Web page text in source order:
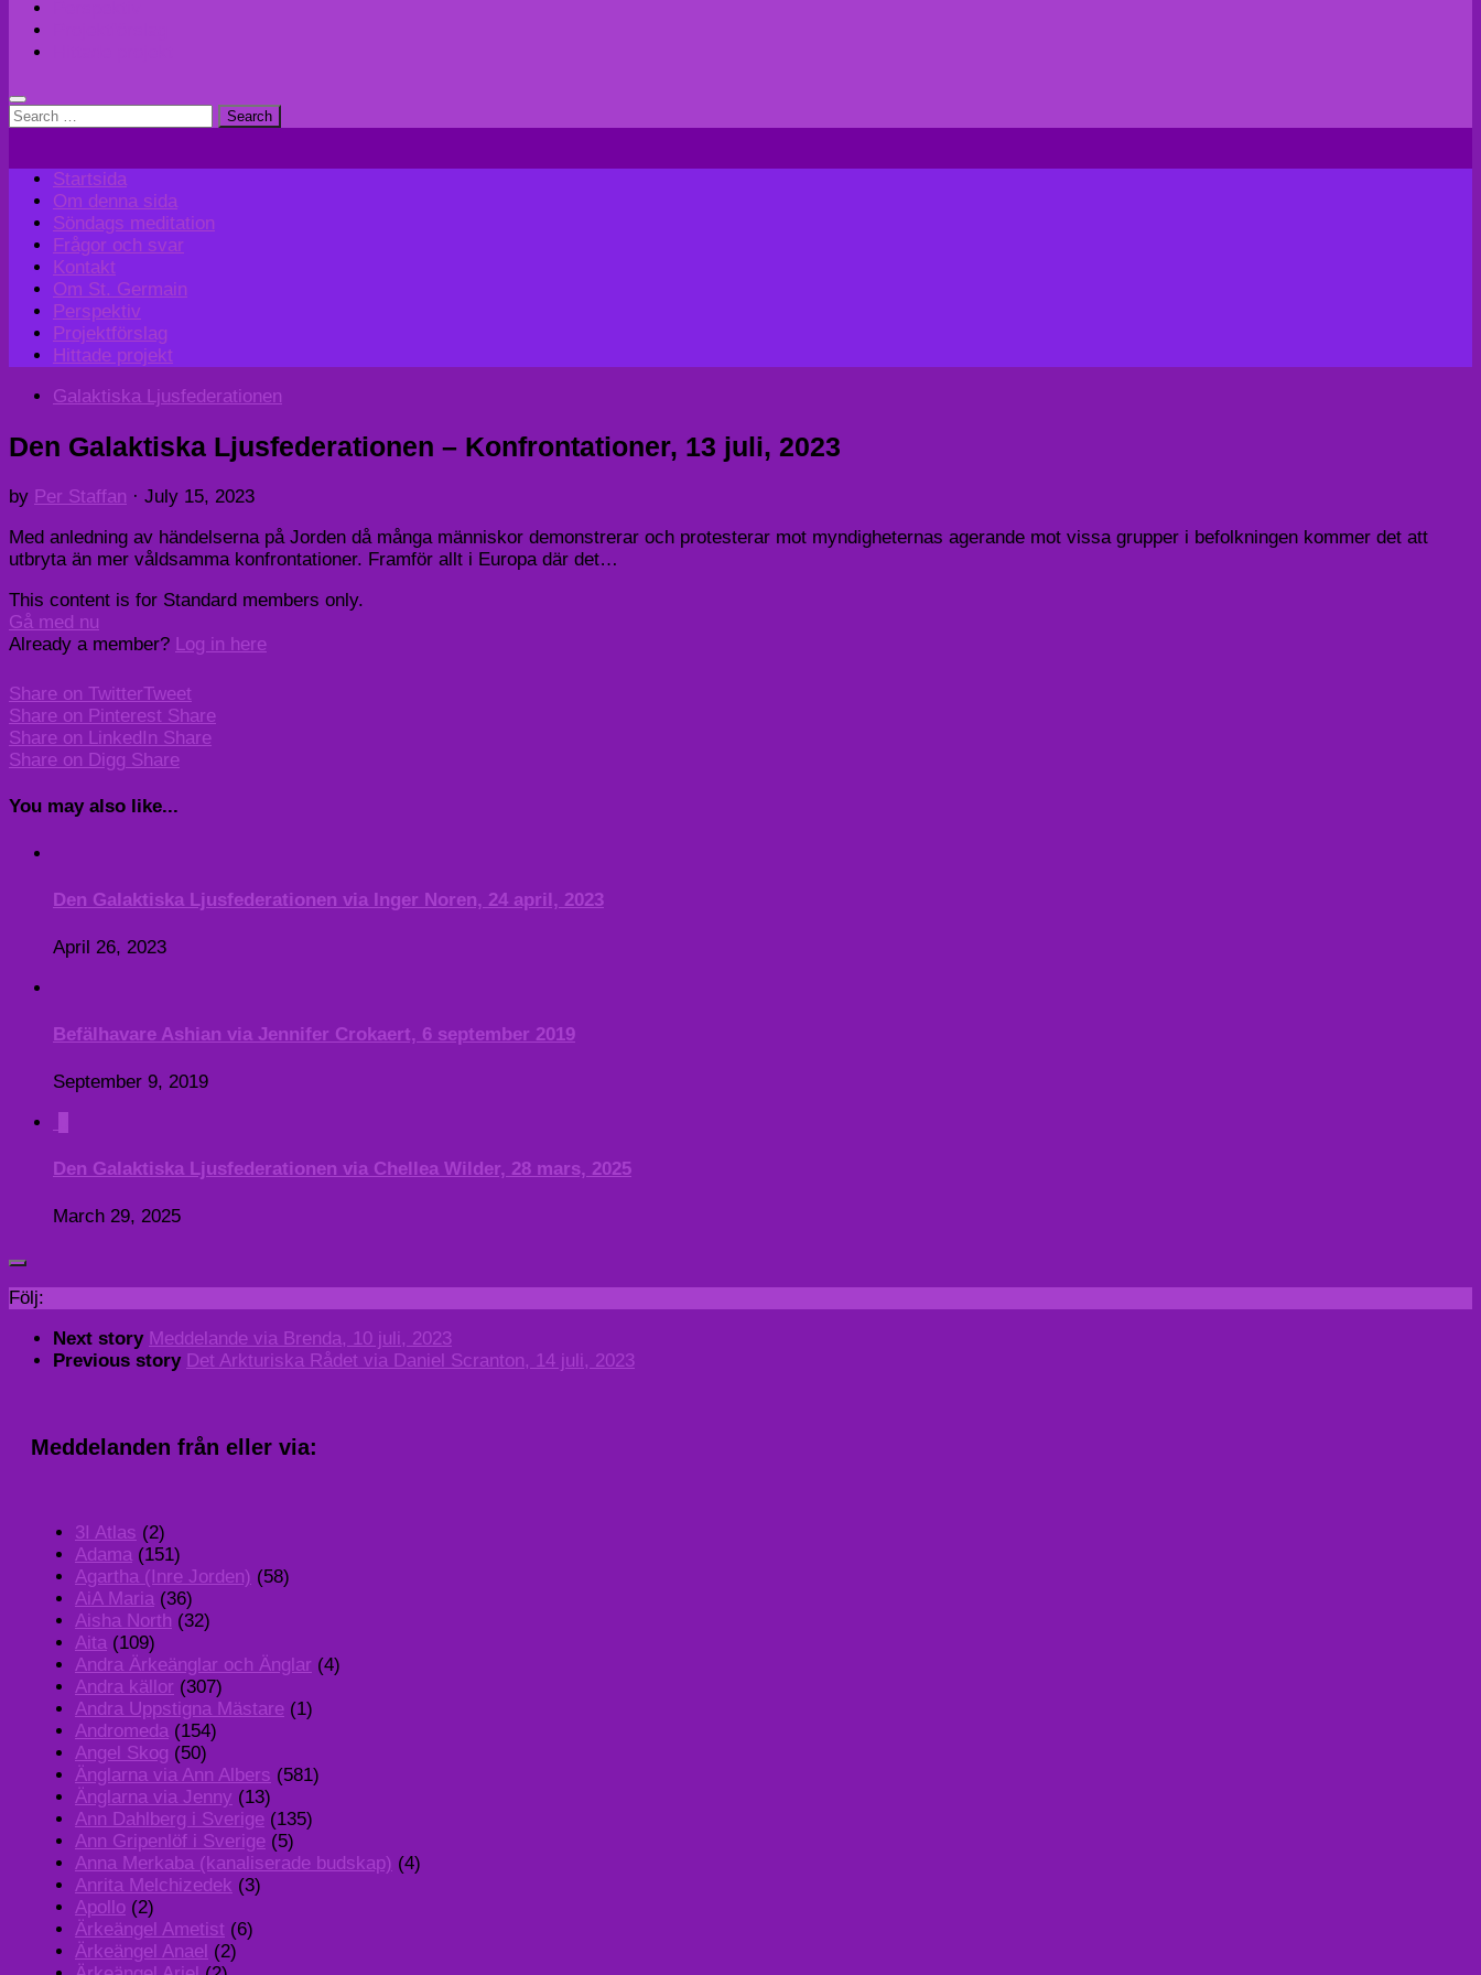
Search
Startsida
Om denna sida
Söndags meditation
Frågor och svar
Kontakt
Om St. Germain
Perspektiv
Projektförslag
Hittade projekt
Galaktiska Ljusfederationen
Den Galaktiska Ljusfederationen – Konfrontationer, 13 juli, 2023
by Per Staffan · July 15, 2023
Med anledning av händelserna på Jorden då många människor demonstrerar och protesterar mot myndigheternas agerande mot vissa grupper i befolkningen kommer det att
utbryta än mer våldsamma konfrontationer. Framför allt i Europa där det…
This content is for Standard members only.
Gå med nu
Already a member? Log in here
Share on TwitterTweet
Share on Pinterest Share
Share on LinkedIn Share
Share on Digg Share
You may also like...
Den Galaktiska Ljusfederationen via Inger Noren, 24 april, 2023
April 26, 2023
Befälhavare Ashian via Jennifer Crokaert, 6 september 2019
September 9, 2019
Den Galaktiska Ljusfederationen via Chellea Wilder, 28 mars, 2025
March 29, 2025
Följ:
Next story Meddelande via Brenda, 10 juli, 2023
Previous story Det Arkturiska Rådet via Daniel Scranton, 14 juli, 2023
Meddelanden från eller via:
3I Atlas (2)
Adama (151)
Agartha (Inre Jorden) (58)
AiA Maria (36)
Aisha North (32)
Aita (109)
Andra Ärkeänglar och Änglar (4)
Andra källor (307)
Andra Uppstigna Mästare (1)
Andromeda (154)
Angel Skog (50)
Änglarna via Ann Albers (581)
Änglarna via Jenny (13)
Ann Dahlberg i Sverige (135)
Ann Gripenlöf i Sverige (5)
Anna Merkaba (kanaliserade budskap) (4)
Anrita Melchizedek (3)
Apollo (2)
Ärkeängel Ametist (6)
Ärkeängel Anael (2)